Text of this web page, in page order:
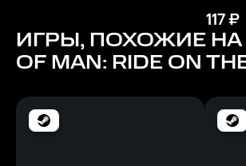
Память
Место на диске
14 ГБ
117₽
ИГРЫ, ПОХОЖИЕ НА
OF MAN: RIDE ON